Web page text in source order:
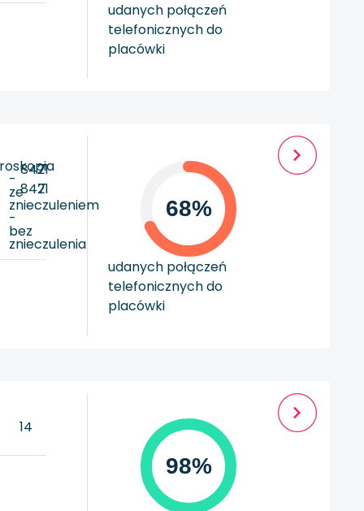
udanych połączeń
telefonicznych do
placówki
-
ze
znieczuleniem
-
bez
znieczulenia
847
847
21
21
68%
udanych połączeń
telefonicznych do
placówki
14
98%